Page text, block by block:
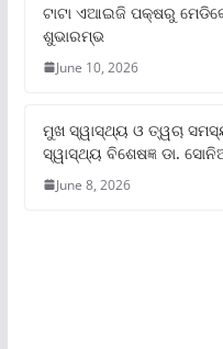
ଟାଟା ଏଆଇଜି ପକ୍ଷରୁ
ଶୁଭାରମ୍ଭ
June 10, 2026
ମୁଖ ସ୍ୱାସ୍ଥ୍ୟ ଓ ତ୍ୱଚା
ସ୍ୱାସ୍ଥ୍ୟ ବିଶେଷଜ୍ଞ ଡା.
June 8, 2026